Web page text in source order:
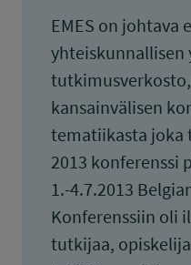
EMES on johtava
kansainvälisen
tematiikasta joka
2013 konferenssi
1.-4.7.2013
Konferenssiin oli
tutkijaa,